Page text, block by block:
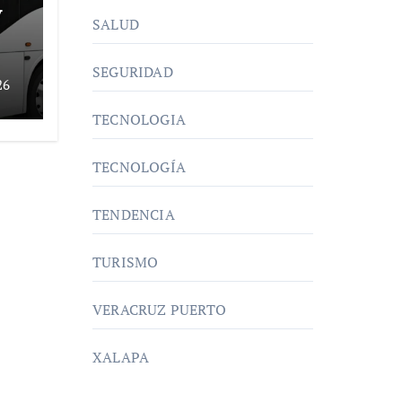
SALUD
SEGURIDAD
TECNOLOGIA
TECNOLOGÍA
TENDENCIA
TURISMO
VERACRUZ PUERTO
XALAPA